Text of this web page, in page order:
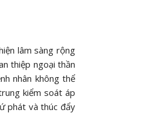
lâm sàng rộng
thiệp ngoại thần
nhân không thể
kiểm soát áp
phát và thúc đẩy